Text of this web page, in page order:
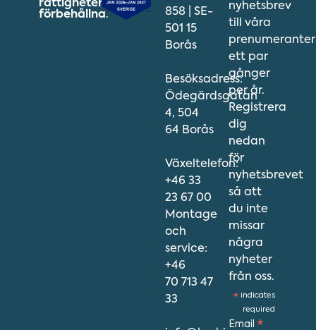
rättigheter
förbehållna.
858 | SE-
501 15
Borås
Besöksadress:
Ödegärdsgatan
4, 504
64 Borås
Växeltelefon:
+46 33
23 67 00
Montage
och
service:
+46
70 713 47
33
nyhetsbrev
till våra
prenumeranter
ett par
gånger
per år.
Registrera
dig
nedan
för
nyhetsbrevet
så att
du inte
missar
några
nyheter
från oss.
* indicates
required
Email *